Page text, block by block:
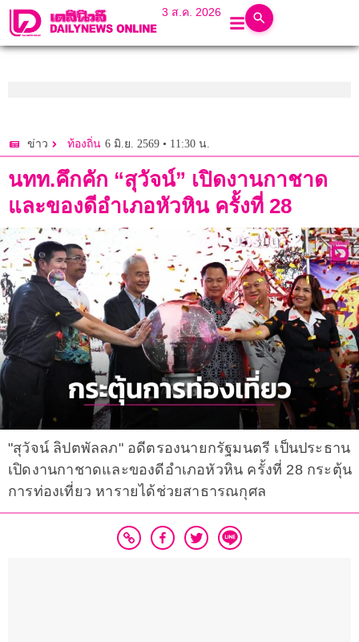
3 ส.ค. 2026
ข่าว ท้องถิ่น 6 มิ.ย. 2569 • 11:30 น.
นทท.คึกคัก “สุวัจน์” เปิดงานกาชาด
และของดีอำเภอหัวหิน ครั้งที่ 28
"สุวัจน์ ลิปตพัลลภ" อดีตรองนายกรัฐมนตรี เป็นประธาน
เปิดงานกาชาดและของดีอำเภอหัวหิน ครั้งที่ 28 กระตุ้น
การท่องเที่ยว หารายได้ช่วยสาธารณกุศล